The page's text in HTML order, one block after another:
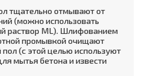
тщательно отмывают от
(можно использовать
раствор ML). Шлифованием
промывкой очищают
(с этой целью используют
мытья бетона и извести